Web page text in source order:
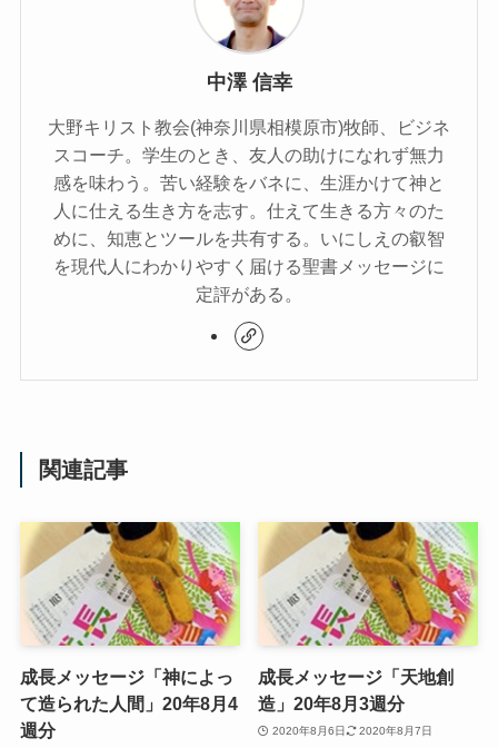
中澤 信幸
大野キリスト教会(神奈川県相模原市)牧師、ビジネ
スコーチ。学生のとき、友人の助けになれず無力
感を味わう。苦い経験をバネに、生涯かけて神と
人に仕える生き方を志す。仕えて生きる方々のた
めに、知恵とツールを共有する。いにしえの叡智
を現代人にわかりやすく届ける聖書メッセージに
定評がある。
関連記事
成長メッセージ「神によっ
て造られた人間」20年8月4
週分
成長メッセージ「天地創
造」20年8月3週分
2020年8月6日 2020年8月7日